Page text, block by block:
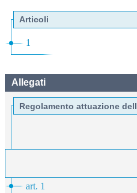
Articoli
1
Allegati
Regolamento attuazione
art. 1